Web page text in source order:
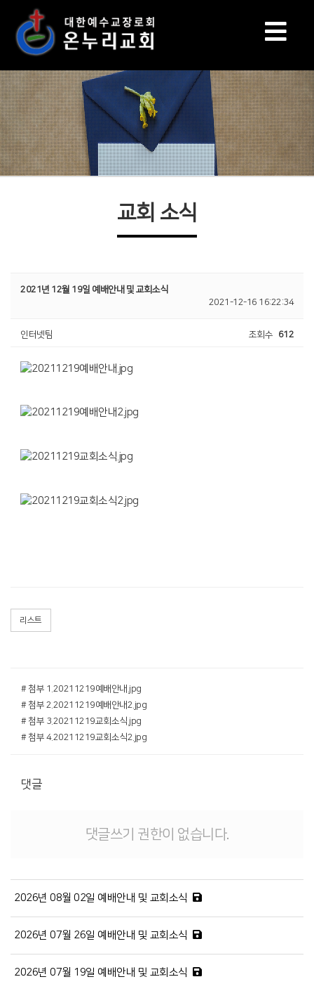
교회 소식
2021년 12월 19일 예배안내 및 교회소식
2021-12-16 16:22:34
인터넷팀 조회수 612
리스트
# 첨부 1.20211219예배안내.jpg
# 첨부 2.20211219예배안내2.jpg
# 첨부 3.20211219교회소식.jpg
# 첨부 4.20211219교회소식2.jpg
댓글
댓글쓰기 권한이 없습니다.
2026년 08월 02일 예배안내 및 교회소식
2026년 07월 26일 예배안내 및 교회소식
2026년 07월 19일 예배안내 및 교회소식